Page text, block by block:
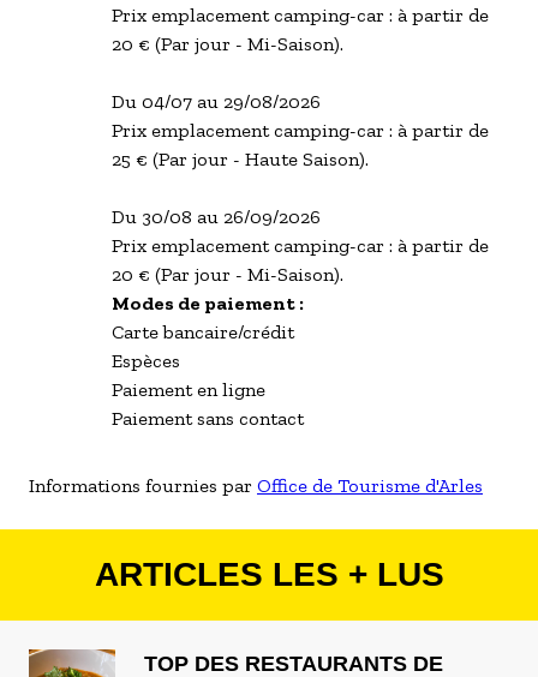
Prix emplacement camping-car : à partir de
20 € (Par jour - Mi-Saison).
Du 04/07 au 29/08/2026
Prix emplacement camping-car : à partir de
25 € (Par jour - Haute Saison).
Du 30/08 au 26/09/2026
Prix emplacement camping-car : à partir de
20 € (Par jour - Mi-Saison).
Modes de paiement :
Carte bancaire/crédit
Espèces
Paiement en ligne
Paiement sans contact
Informations fournies par Office de Tourisme d'Arles
ARTICLES LES + LUS
TOP DES RESTAURANTS DE